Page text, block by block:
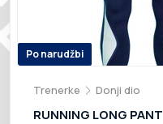
Po narudžbi
Trenerke Donji dio
RUNNING LONG PANT